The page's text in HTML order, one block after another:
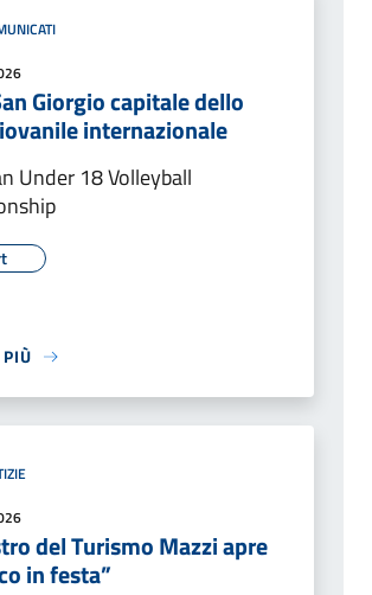
Giorgio capitale dello
internazionale
Under 18 Volleyball
del Turismo Mazzi apre
in festa”